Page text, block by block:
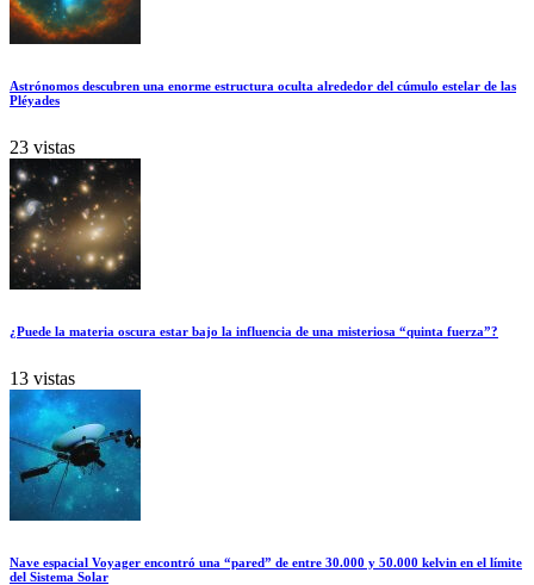
Astrónomos descubren una enorme estructura oculta alrededor del cúmulo estelar de las
Pléyades
23 vistas
¿Puede la materia oscura estar bajo la influencia de una misteriosa “quinta fuerza”?
13 vistas
Nave espacial Voyager encontró una “pared” de entre 30.000 y 50.000 kelvin en el límite
del Sistema Solar